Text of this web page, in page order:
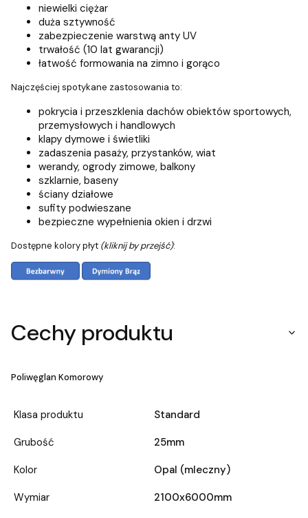
niewielki ciężar
duża sztywność
zabezpieczenie warstwą anty UV
trwałość (10 lat gwarancji)
łatwość formowania na zimno i gorąco
Najczęściej spotykane zastosowania to:
pokrycia i przeszklenia dachów obiektów sportowych,
przemysłowych i handlowych
klapy dymowe i świetliki
zadaszenia pasaży, przystanków, wiat
werandy, ogrody zimowe, balkony
szklarnie, baseny
ściany działowe
sufity podwieszane
bezpieczne wypełnienia okien i drzwi
Dostępne kolory płyt (kliknij by przejść):
Cechy produktu
Poliwęglan Komorowy
Klasa produktu
Standard
Grubość
25mm
Kolor
Opal (mleczny)
Wymiar
2100x6000mm